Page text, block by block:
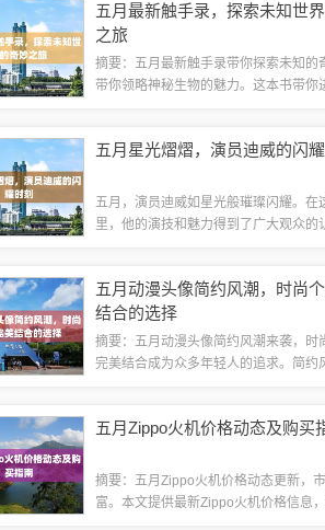
时也能欣赏到电影中的情感与故事。这
五月最新触手录，探索未知世
之旅
摘要：五月最新触手录带你探索未知的
带你领略神秘生物的魅力。这本书带你
和现象，让你感受到生命的多姿多彩。
五月星光熠熠，演员迪威的闪
五月，演员迪威如星光般璀璨闪耀。在
里，他的演技和魅力得到了广大观众的
自己的才华和努力，创造了一次又一次
月...
五月动漫头像简约风潮，时尚
结合的选择
摘要：五月动漫头像简约风潮来袭，时
完美结合成为众多年轻人的追求。简约
特，这些动漫头像都能展现出独特的魅
五月Zippo火机价格动态及购买
摘要：五月Zippo火机价格动态更新，
富。本文提供最新Zippo火机价格信息